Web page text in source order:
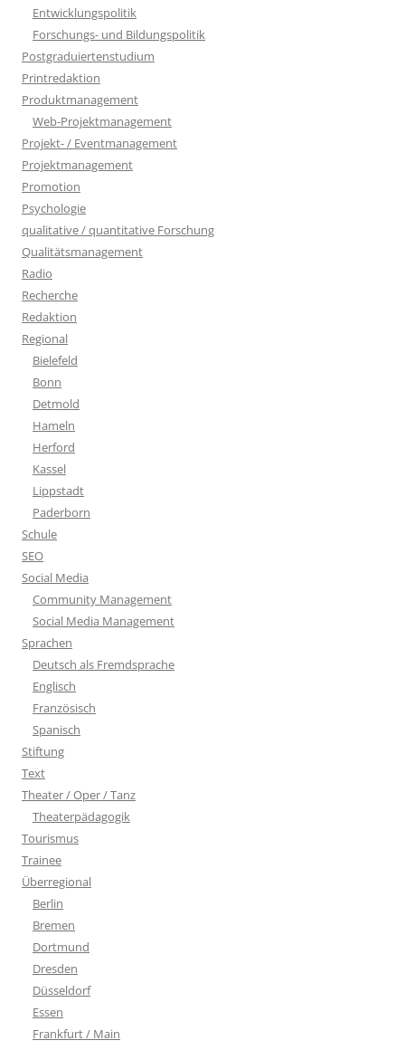
Entwicklungspolitik
Forschungs- und Bildungspolitik
Postgraduiertenstudium
Printredaktion
Produktmanagement
Web-Projektmanagement
Projekt- / Eventmanagement
Projektmanagement
Promotion
Psychologie
qualitative / quantitative Forschung
Qualitätsmanagement
Radio
Recherche
Redaktion
Regional
Bielefeld
Bonn
Detmold
Hameln
Herford
Kassel
Lippstadt
Paderborn
Schule
SEO
Social Media
Community Management
Social Media Management
Sprachen
Deutsch als Fremdsprache
Englisch
Französisch
Spanisch
Stiftung
Text
Theater / Oper / Tanz
Theaterpädagogik
Tourismus
Trainee
Überregional
Berlin
Bremen
Dortmund
Dresden
Düsseldorf
Essen
Frankfurt / Main